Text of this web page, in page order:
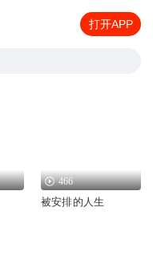
打开APP
466
被安排的人生